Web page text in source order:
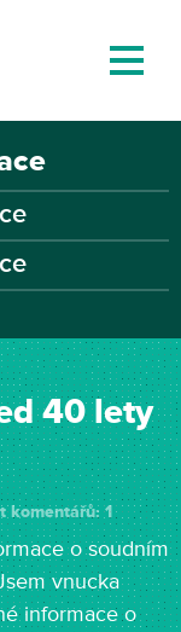
40 lety
komentářů: 1
o soudním
vnucka
informace o